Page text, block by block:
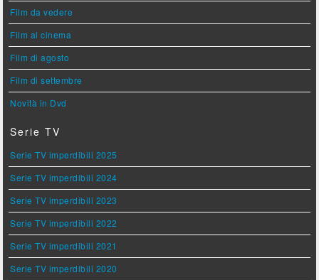
Film da vedere
Film al cinema
Film di agosto
Film di settembre
Novità in Dvd
Serie TV
Serie TV imperdibili 2025
Serie TV imperdibili 2024
Serie TV imperdibili 2023
Serie TV imperdibili 2022
Serie TV imperdibili 2021
Serie TV imperdibili 2020